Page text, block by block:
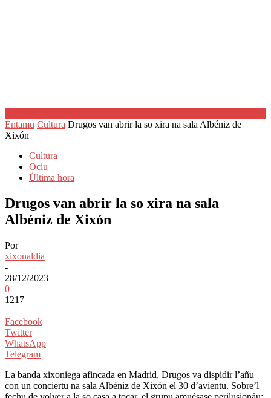
Entamu Cultura Drugos van abrir la so xira na sala Albéniz de
Xixón
Cultura
Ociu
Última hora
Drugos van abrir la so xira na sala
Albéniz de Xixón
Por
xixonaldia
-
28/12/2023
0
1217
Facebook
Twitter
WhatsApp
Telegram
La banda xixoniega afincada en Madrid, Drugos va dispidir l’añu
con un conciertu na sala Albéniz de Xixón el 30 d’avientu. Sobre’l